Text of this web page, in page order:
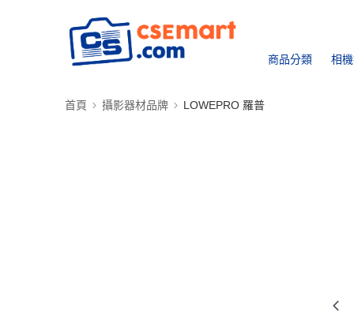
商品分類 相
首頁 攝影器材品牌 LOWEPRO 羅普